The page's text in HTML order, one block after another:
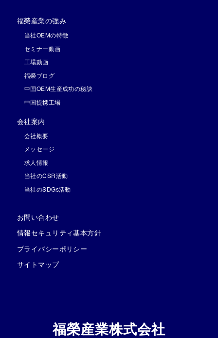
福榮産業の強み
当社OEMの特徴
セミナー動画
工場動画
福榮ブログ
中国OEM生産成功の秘訣
中国提携工場
会社案内
会社概要
メッセージ
求人情報
当社のCSR活動
当社のSDGs活動
お問い合わせ
情報セキュリティ基本方針
プライバシーポリシー
サイトマップ
福榮産業株式会社